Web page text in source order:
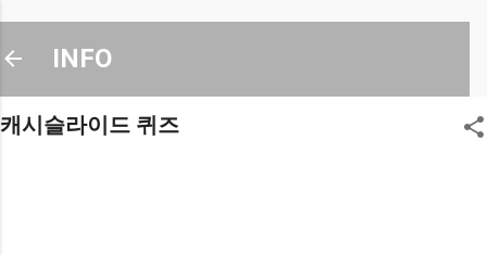
기본 콘텐츠로 건너뛰기
INFO
캐시슬라이드 퀴즈